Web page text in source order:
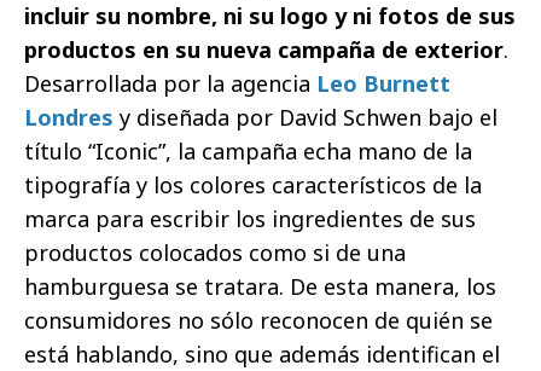
incluir su nombre, ni su logo y ni fotos de sus
productos en su nueva campaña de exterior.
Desarrollada por la agencia Leo Burnett
Londres y diseñada por David Schwen bajo el
título “Iconic”, la campaña echa mano de la
tipografía y los colores característicos de la
marca para escribir los ingredientes de sus
productos colocados como si de una
hamburguesa se tratara. De esta manera, los
consumidores no sólo reconocen de quién se
está hablando, sino que además identifican el